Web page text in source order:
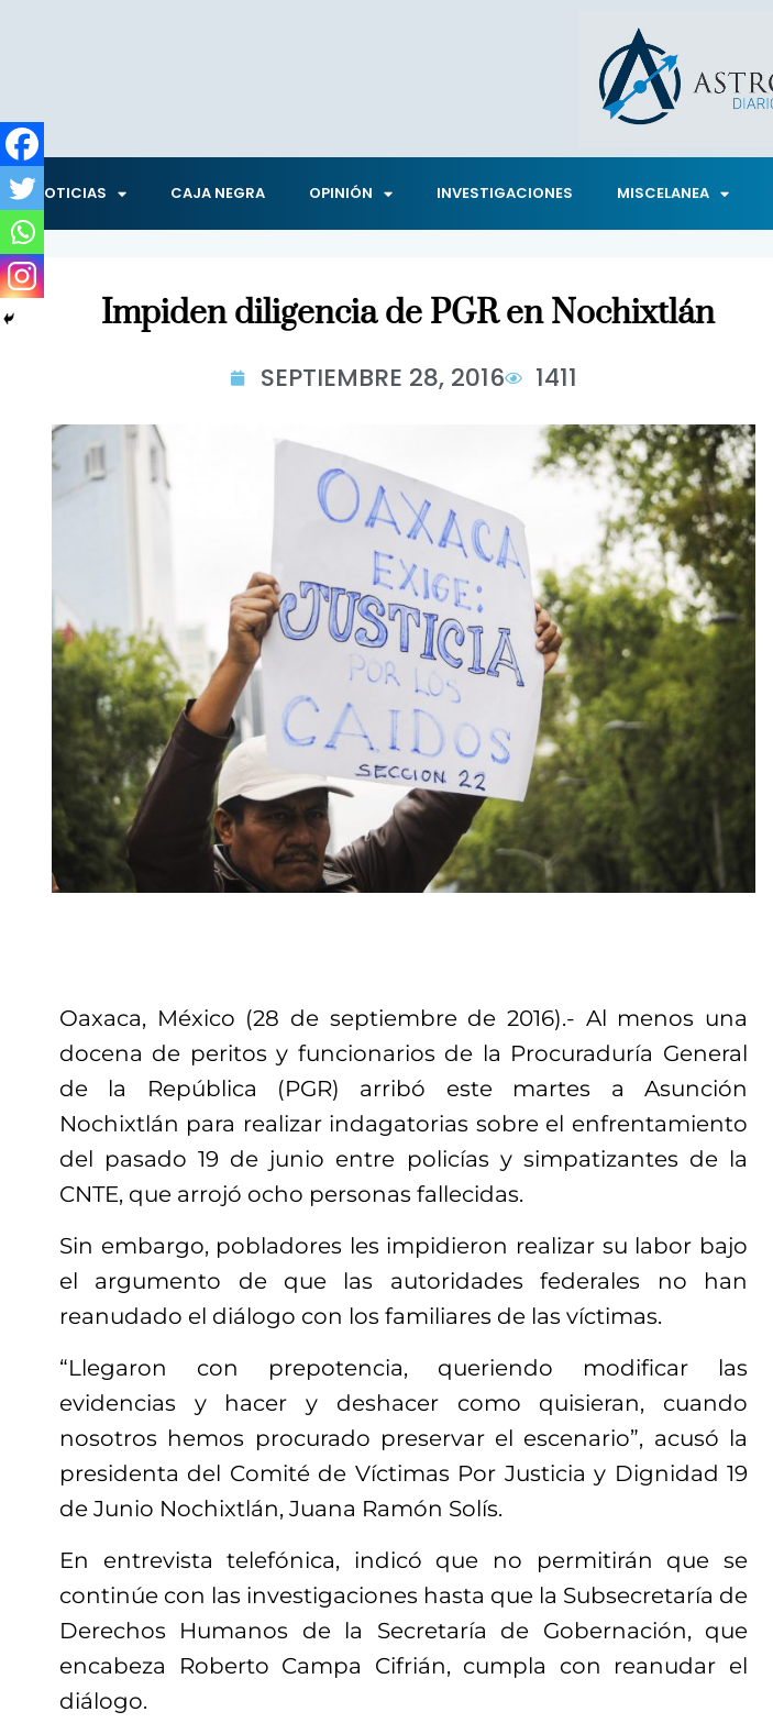
NOTICIAS CAJA NEGRA OPINIÓN INVESTIGACIONES MISCELANEA
Impiden diligencia de PGR en Nochixtlán
SEPTIEMBRE 28, 2016 1411
Oaxaca, México (28 de septiembre de 2016).- Al menos una
docena de peritos y funcionarios de la Procuraduría General
de la República (PGR) arribó este martes a Asunción
Nochixtlán para realizar indagatorias sobre el enfrentamiento
del pasado 19 de junio entre policías y simpatizantes de la
CNTE, que arrojó ocho personas fallecidas.
Sin embargo, pobladores les impidieron realizar su labor bajo
el argumento de que las autoridades federales no han
reanudado el diálogo con los familiares de las víctimas.
“Llegaron con prepotencia, queriendo modificar las
evidencias y hacer y deshacer como quisieran, cuando
nosotros hemos procurado preservar el escenario”, acusó la
presidenta del Comité de Víctimas Por Justicia y Dignidad 19
de Junio Nochixtlán, Juana Ramón Solís.
En entrevista telefónica, indicó que no permitirán que se
continúe con las investigaciones hasta que la Subsecretaría de
Derechos Humanos de la Secretaría de Gobernación, que
encabeza Roberto Campa Cifrián, cumpla con reanudar el
diálogo.